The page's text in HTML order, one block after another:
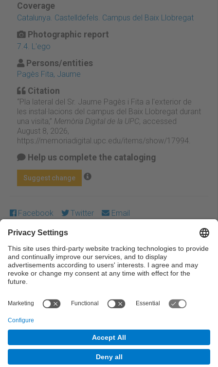
Coverage
Catalunya. Castelldefels. Campus del Baix Llobregat
Photographic report
7.4. L'ego
Persons/entities
Pagès Fita, Jaume
Citation
“Pla lateral del Sr. Jaume Pagès i Fita a l'exterior de
les instal·lacions del campus del Baix Llobregat durant
una visita,” Memòria Digital de la UPC, accessed
August 8, 2026,
https://memoriadigital.upc.edu/items/show/17994
Help us complete the cataloging
Suggest change
Facebook Twitter Email
Except where otherwise noted, content on this work is
licensed under a Creative Commons license:Attribution-
NonCommercial-NoDerivs 3.0 Spain
© UPC Universitat Politècnica de Catalunya ·